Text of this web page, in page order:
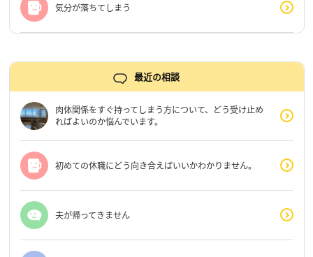
気分が落ちてしまう
最近の相談
肉体関係をすぐ持ってしまう方について、どう受け止め
ればよいのか悩んでいます。
初めての休職にどう向き合えばいいかわかりません。
夫が帰ってきません